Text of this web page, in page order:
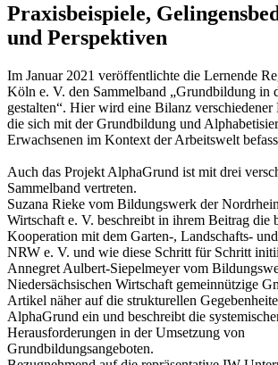
Praxisbeispiele,
und Perspektiven
Im Januar 2021 veröffentlichte die Lernende
Köln e. V. den Sammelband „Grundbildung in
gestalten“. Hier wird eine Bilanz verschiedener
die sich mit der Grundbildung und
Erwachsenen im Kontext der Arbeitswelt
Auch das Projekt AlphaGrund ist mit drei
Sammelband vertreten.
Suzana Rieke vom Bildungswerk der
Wirtschaft e. V. beschreibt in ihrem Beitrag die
Kooperation mit dem Garten-, Landschafts-
NRW e. V. und wie diese Schritt für Schritt
Annegret Aulbert-Siepelmeyer vom
Niedersächsischen Wirtschaft gemeinnützige
Artikel näher auf die strukturellen
AlphaGrund ein und beschreibt die
Herausforderungen in der Umsetzung von
Grundbildungsangeboten.